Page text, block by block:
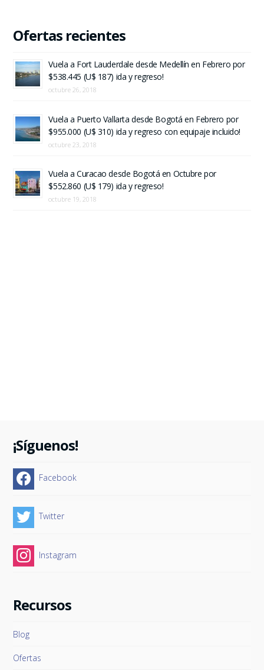
Ofertas recientes
Vuela a Fort Lauderdale desde Medellín en Febrero por
$538.445 (U$ 187) ida y regreso!
octubre 26, 2018
Vuela a Puerto Vallarta desde Bogotá en Febrero por
$955.000 (U$ 310) ida y regreso con equipaje incluido!
octubre 23, 2018
Vuela a Curacao desde Bogotá en Octubre por
$552.860 (U$ 179) ida y regreso!
octubre 19, 2018
¡Síguenos!
Facebook
Twitter
Instagram
Recursos
Blog
Ofertas